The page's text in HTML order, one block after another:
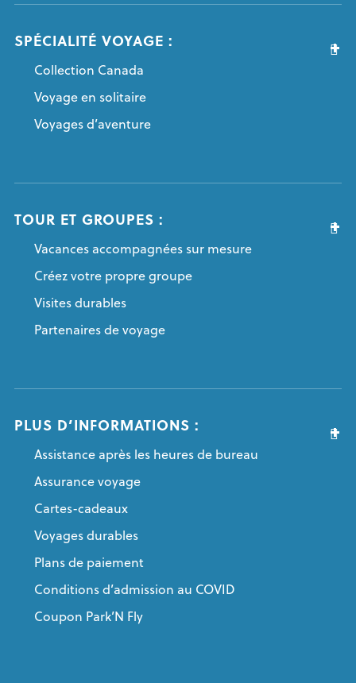
SPÉCIALITÉ VOYAGE :
Collection Canada
Voyage en solitaire
Voyages d’aventure
TOUR ET GROUPES :
Vacances accompagnées sur mesure
Créez votre propre groupe
Visites durables
Partenaires de voyage
PLUS D’INFORMATIONS :
Assistance après les heures de bureau
Assurance voyage
Cartes-cadeaux
Voyages durables
Plans de paiement
Conditions d’admission au COVID
Coupon Park’N Fly